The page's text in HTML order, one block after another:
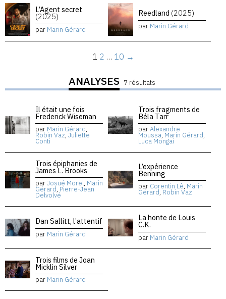
L’Agent secret
(2025)
par Marin Gérard
Reedland (2025)
par Marin Gérard
1 2 … 10 →
ANALYSES 7 résultats
Il était une fois
Frederick Wiseman
par Marin Gérard,
Robin Vaz, Juliette
Conti
Trois fragments de
Béla Tarr
parAlexandre
Moussa, Marin Gérard,
Luca Mongai
Trois épiphanies de
James L. Brooks
parJosué Morel, Marin
Gérard, Pierre-Jean
Delvolvé
L’expérience
Benning
par Corentin Lê, Marin
Gérard, Robin Vaz
Dan Sallitt, l’attentif
par Marin Gérard
La honte de Louis
C.K.
par Marin Gérard
Trois films de Joan
Micklin Silver
par Marin Gérard